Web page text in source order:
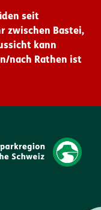
seit
zwischen Bastei,
kann
nach Rathen ist